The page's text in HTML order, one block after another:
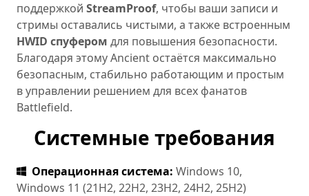
поддержкой StreamProof, чтобы ваши записи и
стримы оставались чистыми, а также встроенным
HWID спуфером для повышения безопасности.
Благодаря этому Ancient остаётся максимально
безопасным, стабильно работающим и простым
в управлении решением для всех фанатов
Battlefield.
Системные требования
Операционная система: Windows 10,
Windows 11 (21H2, 22H2, 23H2, 24H2, 25H2)